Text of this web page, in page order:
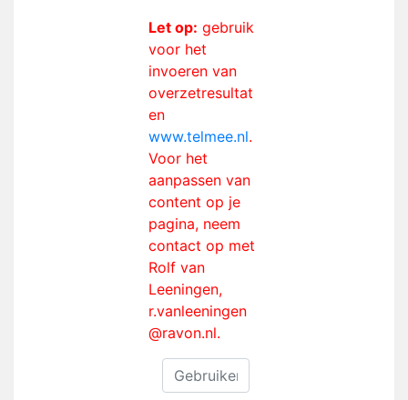
Let op: gebruik
voor het
invoeren van
overzetresultat
en
www.telmee.nl.
Voor het
aanpassen van
content op je
pagina, neem
contact op met
Rolf van
Leeningen,
r.vanleeningen
@ravon.nl.